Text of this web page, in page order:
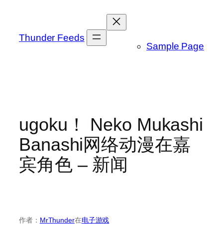
Thunder Feeds
Sample Page
ugoku！ Neko Mukashi
Banashi网络动漫在嘉
宾角色 – 新闻
作者： MrThunder在电子游戏